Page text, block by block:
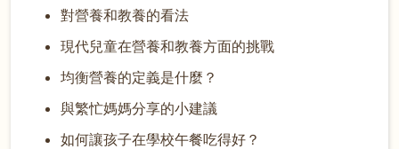
對營養和教養的看法
現代兒童在營養和教養方面的挑戰
均衡營養的定義是什麼？
與繁忙媽媽分享的小建議
如何讓孩子在學校午餐吃得好？